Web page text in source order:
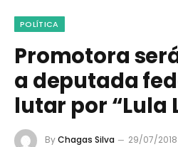
POLÍTICA
Promotora
a deputada
lutar por “Lula
ByChagas Silva 29/07/2018